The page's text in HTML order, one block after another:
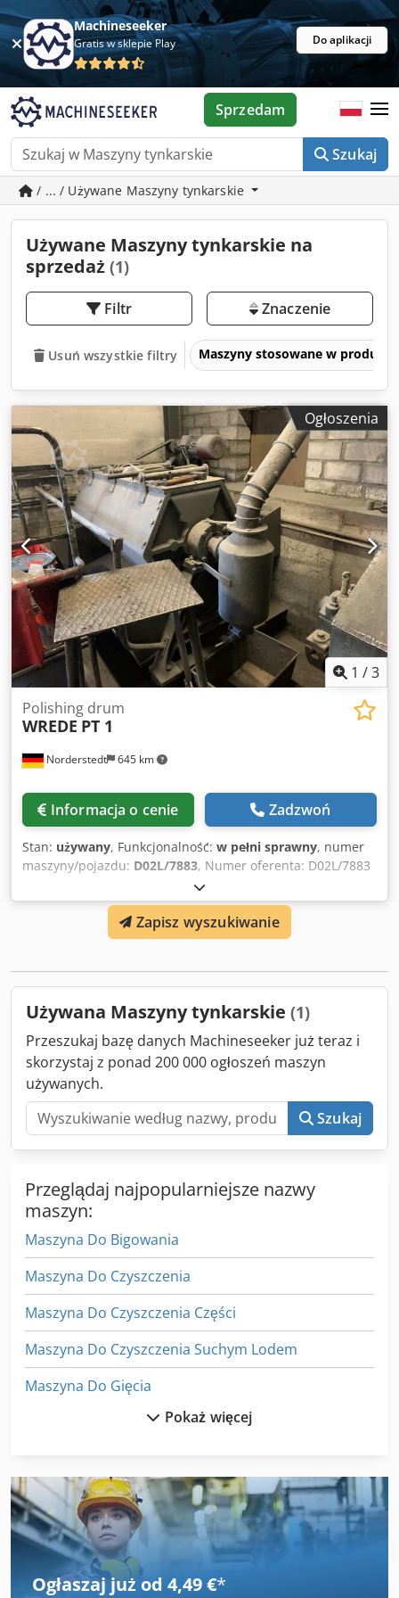
Machineseeker
Gratis w sklepie Play Do aplikacji
Szukaj
Sprzedam
/ ... / Używane Maszyny tynkarskie
Używane Maszyny tynkarskie na
sprzedaż (1)
Filtr Znaczenie
Usuń wszystkie filtry Maszyny stosowane w
Ogłoszenia
1 /3
Norderstedt 645 km
Polishing drum
WREDE PT 1
Informacja o cenie Zadzwoń
Stan: używany, Funkcjonalność: w pełni sprawny, numer
maszyny/pojazdu: D02L/7883, Numer oferenta: D02L/7883
Rodzaj maszyny: polishing drum Producent : WREDE Typ:
PT 1 Rok produkcji: Wymiar bębna: 1250x700mm
Wydajność Kg/godz: Gdzie znajduje się urządzenie: W
naszym magazynie Dedpfswi S Dtjx Anijwa
Zapisz wyszukiwanie
Używana Maszyny tynkarskie (1)
Przeszukaj bazę danych Machineseeker już teraz i
skorzystaj z ponad 200 000 ogłoszeń maszyn
używanych.
Szukaj
Przeglądaj najpopularniejsze nazwy
maszyn:
Maszyna Do Bigowania
Maszyna Do Czyszczenia
Maszyna Do Czyszczenia Części
Maszyna Do Czyszczenia Suchym Lodem
Maszyna Do Gięcia
Maszyna Do Gięcia Obrotowe
Maszyna Do Piaskowania
Maszyna Do Polerowania
Maszyna Do Prasowania
Pokaż więcej
Ogłaszaj już od 4,49 €*